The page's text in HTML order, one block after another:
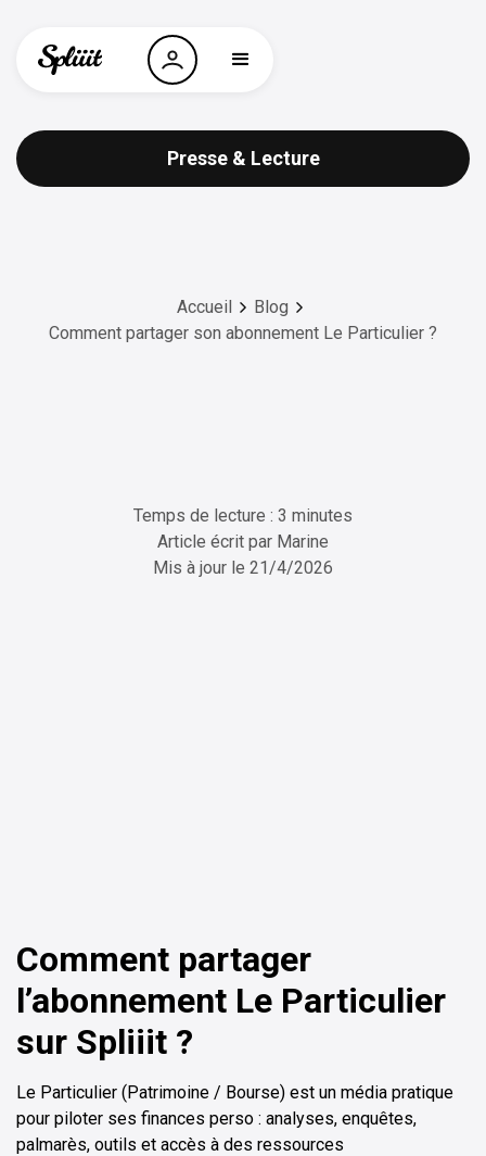
Presse & Lecture
Accueil
Blog
Comment partager son abonnement Le Particulier ?
Temps de lecture : 3 minutes
Article écrit par Marine
Mis à jour le 21/4/2026
Comment partager
l’abonnement Le Particulier
sur Spliiit ?
Le Particulier (Patrimoine / Bourse) est un média pratique
pour piloter ses finances perso : analyses, enquêtes,
palmarès, outils et accès à des ressources